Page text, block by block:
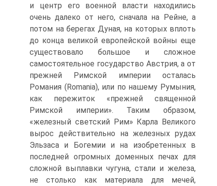
и центр его военной власти находились
очень далеко от него, сначала на Рейне, а
потом на берегах Дуная, на которых вплоть
до конца великой европейской войны еще
существовало большое и сложное
самостоятельное государство Австрия, а от
прежней Римской империи осталась
Романия (Romania), или по нашему Румыния,
как пережиток «прежней священной
Римской империи». Таким образом,
«железный светский Рим» Карла Великого
вырос действительно на железных рудах
Эльзаса и Богемии и на изобретенных в
последней огромных доменных печах для
сложной выплавки чугуна, стали и железа,
не столько как материала для мечей,